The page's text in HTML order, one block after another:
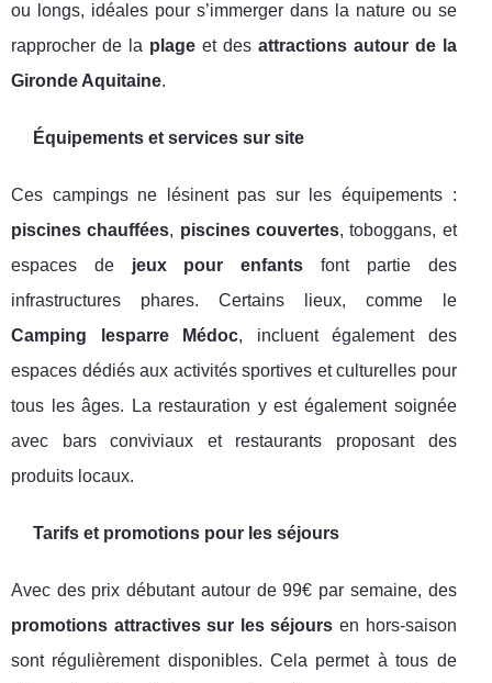
ou longs, idéales pour s’immerger dans la nature ou se
rapprocher de la plageet des attractions autour de la
Gironde Aquitaine.
Équipements et services sur site
Ces campings ne lésinent pas sur les équipements :
piscines chauffées, piscines couvertes, toboggans, et
espaces de jeux pour enfants font partie des
infrastructures phares. Certains lieux, comme le
Camping lesparre Médoc, incluent également des
espaces dédiés aux activités sportives et culturelles pour
tous les âges. La restauration y est également soignée
avec bars conviviaux et restaurants proposant des
produits locaux.
Tarifs et promotions pour les séjours
Avec des prix débutant autour de 99€ par semaine, des
promotions attractives sur les séjours en hors-saison
sont régulièrement disponibles. Cela permet à tous de